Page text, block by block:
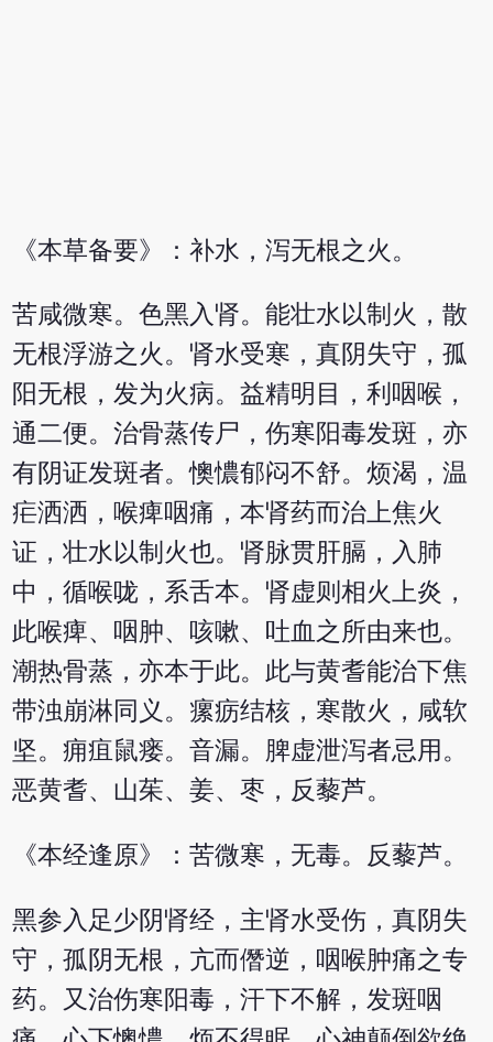
《本草备要》：补水，泻无根之火。
苦咸微寒。色黑入肾。能壮水以制火，散
无根浮游之火。肾水受寒，真阴失守，孤
阳无根，发为火病。益精明目，利咽喉，
通二便。治骨蒸传尸，伤寒阳毒发斑，亦
有阴证发斑者。懊憹郁闷不舒。烦渴，温
疟洒洒，喉痺咽痛，本肾药而治上焦火
证，壮水以制火也。肾脉贯肝膈，入肺
中，循喉咙，系舌本。肾虚则相火上炎，
此喉痺、咽肿、咳嗽、吐血之所由来也。
潮热骨蒸，亦本于此。此与黄耆能治下焦
带浊崩淋同义。瘰疬结核，寒散火，咸软
坚。痈疽鼠瘘。音漏。脾虚泄泻者忌用。
恶黄耆、山茱、姜、枣，反藜芦。
《本经逢原》：苦微寒，无毒。反藜芦。
黑参入足少阴肾经，主肾水受伤，真阴失
守，孤阴无根，亢而僭逆，咽喉肿痛之专
药。又治伤寒阳毒，汗下不解，发斑咽